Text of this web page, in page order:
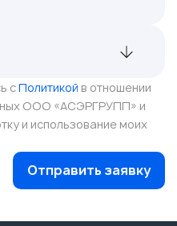
сПолитикой в отношении
ООО «АСЭРГРУПП» и
и использование моих
Отправить заявку